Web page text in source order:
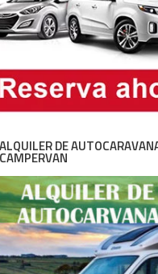
ALQUILER DE
CAMPERVAN